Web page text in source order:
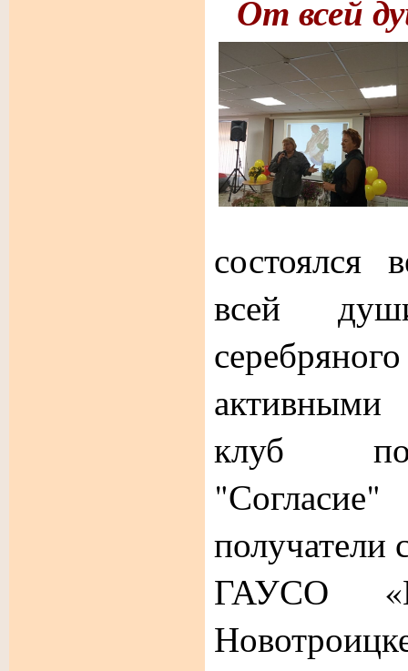
От всей
состоялся
всей
активными
клуб
получатели
ГАУСО